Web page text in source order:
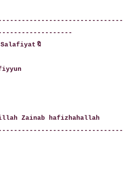
Zainab hafizhahallah